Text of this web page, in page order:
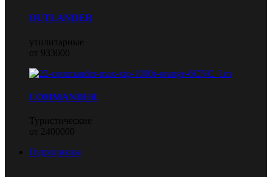
OUTLANDER
утилитарные
от 933000
COMMANDER
Туристические
от 2400000
Гидроциклы